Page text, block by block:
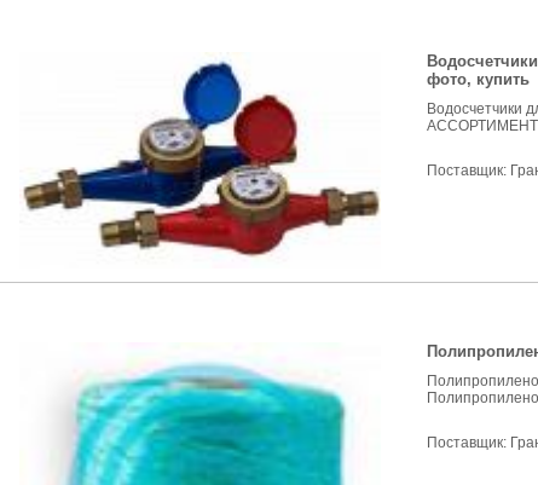
фото, купить
Водосчетчики
АССОРТИМЕНТ
Поставщик:
Поставщик: